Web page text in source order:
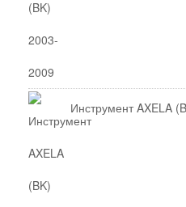
Инструмент AXELA